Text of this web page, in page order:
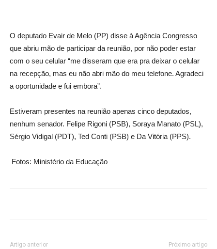
O deputado Evair de Melo (PP) disse à Agência Congresso
que abriu mão de participar da reunião, por não poder estar
com o seu celular “me disseram que era pra deixar o celular
na recepção, mas eu não abri mão do meu telefone. Agradeci
a oportunidade e fui embora”.
Estiveram presentes na reunião apenas cinco deputados,
nenhum senador. Felipe Rigoni (PSB), Soraya Manato (PSL),
Sérgio Vidigal (PDT), Ted Conti (PSB) e Da Vitória (PPS).
Fotos: Ministério da Educação
Artigo anterior Próximo artigo